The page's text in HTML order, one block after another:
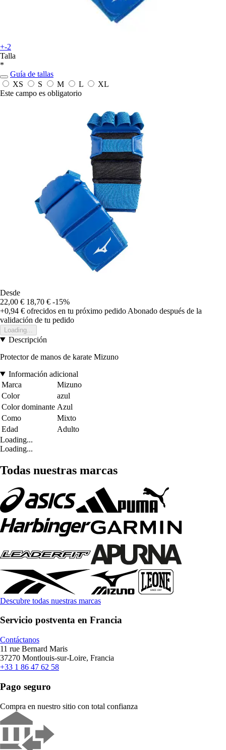
+-2
Talla
*
Guía de tallas
XS
S M L
XL
Este campo es obligatorio
Desde
22,00 € 18,70 € -15%
+0,94 € ofrecidos en tu próximo pedido Abonado después de la
validación de tu pedido
Loading...
Descripción
Protector de manos de karate Mizuno
Información adicional
Marca
Mizuno
Color
azul
Color dominante Azul
Como
Mixto
Edad
Adulto
Loading...
Loading...
Todas nuestras marcas
Descubre todas nuestras marcas
Servicio postventa en Francia
Contáctanos
11 rue Bernard Maris
37270 Montlouis-sur-Loire, Francia
+33 1 86 47 62 58
Pago seguro
Compra en nuestro sitio con total confianza